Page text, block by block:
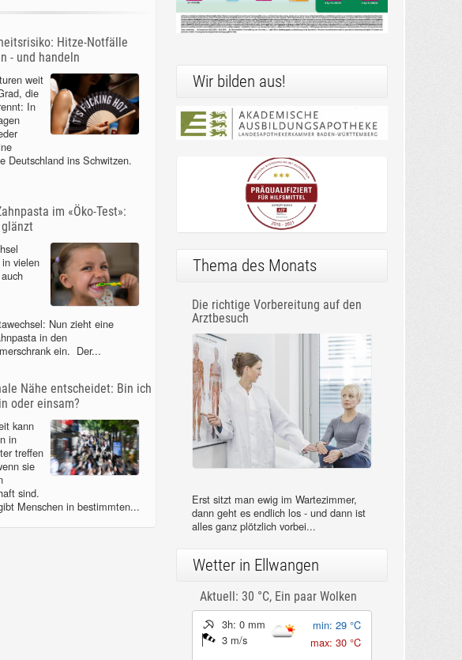
Hitze-Notfälle
- und handeln
weit
die
In
Deutschland ins Schwitzen.
im «Öko-Test»:
vielen
Nun zieht eine
in den
ein. Der...
Nähe entscheidet: Bin ich
oder einsam?
kann
in
treffen
sie
sind.
Menschen in bestimmten...
Wir bilden aus!
Thema des Monats
Die richtige Vorbereitung auf den
Arztbesuch
Erst sitzt man ewig im Wartezimmer,
dann geht es endlich los - und dann ist
alles ganz plötzlich vorbei...
Wetter in Ellwangen
Aktuell: 30 °C, Ein paar Wolken
3h: 0 mm
3 m/s
min: 29 °C
max: 30 °C